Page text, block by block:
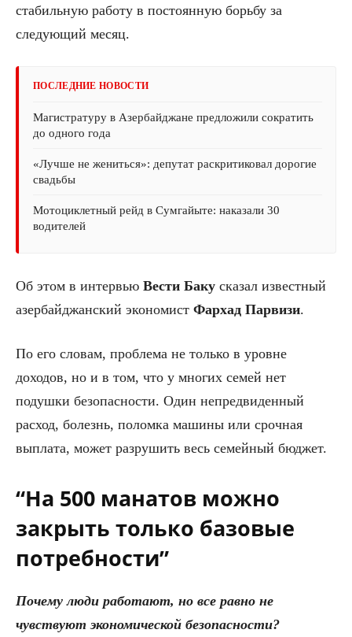
стабильную работу в постоянную борьбу за
следующий месяц.
ПОСЛЕДНИЕ НОВОСТИ
Магистратуру в Азербайджане предложили сократить
до одного года
«Лучше не жениться»: депутат раскритиковал дорогие
свадьбы
Мотоциклетный рейд в Сумгайыте: наказали 30
водителей
Об этом в интервью Вести Баку сказал известный
азербайджанский экономист Фархад Парвизи.
По его словам, проблема не только в уровне
доходов, но и в том, что у многих семей нет
подушки безопасности. Один непредвиденный
расход, болезнь, поломка машины или срочная
выплата, может разрушить весь семейный бюджет.
“На 500 манатов можно
закрыть только базовые
потребности”
Почему люди работают, но все равно не
чувствуют экономической безопасности?